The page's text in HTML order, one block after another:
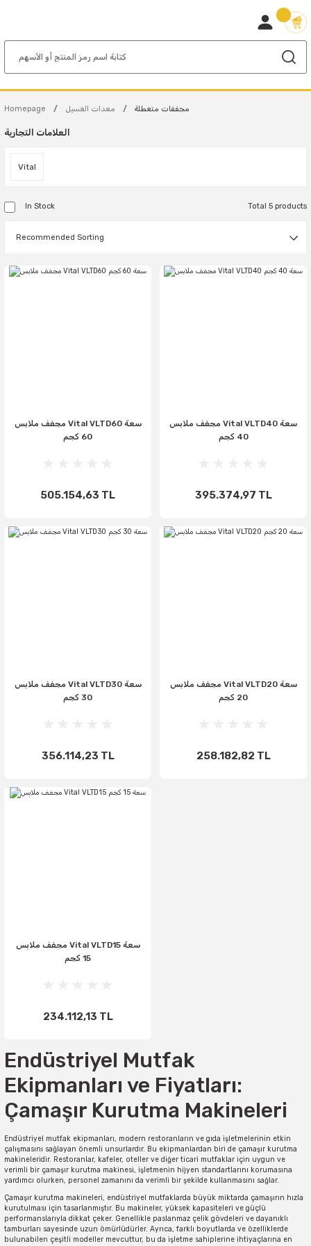
Homepage معدات الغسيل مجففات متعطلة
العلامات التجارية
Vital
In Stock Total 5 products
مجفف ملابس Vital VLTD60 سعة
60 كجم
505.154,63 TL
مجفف ملابس Vital VLTD40 سعة
40 كجم
395.374,97 TL
مجفف ملابس Vital VLTD30 سعة
30 كجم
356.114,23 TL
مجفف ملابس Vital VLTD20 سعة
20 كجم
258.182,82 TL
مجفف ملابس Vital VLTD15 سعة
15 كجم
234.112,13 TL
Endüstriyel Mutfak
Ekipmanları ve Fiyatları:
Çamaşır Kurutma Makineleri
Endüstriyel mutfak ekipmanları, modern restoranların ve gıda işletmelerinin etkin
çalışmasını sağlayan önemli unsurlardır. Bu ekipmanlardan biri de çamaşır kurutma
makineleridir. Restoranlar, kafeler, oteller ve diğer ticari mutfaklar için uygun ve
verimli bir çamaşır kurutma makinesi, işletmenin hijyen standartlarını korumasına
yardımcı olurken, personel zamanını da verimli bir şekilde kullanmasını sağlar.
Çamaşır kurutma makineleri, endüstriyel mutfaklarda büyük miktarda çamaşırın hızla
kurutulması için tasarlanmıştır. Bu makineler, yüksek kapasiteleri ve güçlü
performanslarıyla dikkat çeker. Genellikle paslanmaz çelik gövdeleri ve dayanıklı
tamburları sayesinde uzun ömürlüdürler. Ayrıca, farklı boyutlarda ve özelliklerde
bulunabilen çeşitli modeller mevcuttur, bu da işletme sahiplerine ihtiyaçlarına en